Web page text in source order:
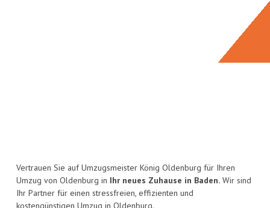
Vertrauen Sie auf Umzugsmeister König Oldenburg für Ihren
Umzug von Oldenburg in Ihr neues Zuhause in Baden. Wir sind
Ihr Partner für einen stressfreien, effizienten und
kostengünstigen Umzug in Oldenburg.